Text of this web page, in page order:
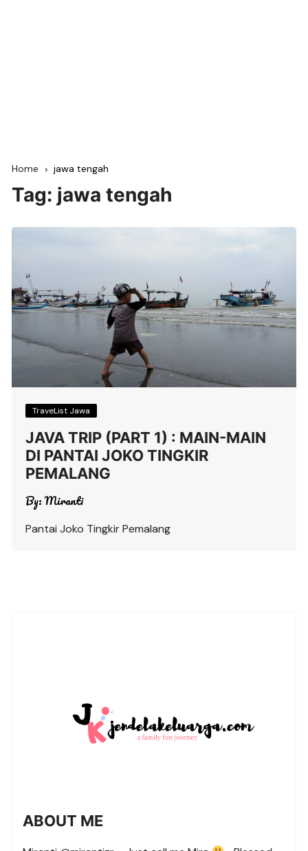
Home jawa tengah
Tag: jawa tengah
TraveList Jawa
JAVA TRIP (PART 1) : MAIN-MAIN
DI PANTAI JOKO TINGKIR
PEMALANG
By:Miranti
Pantai Joko Tingkir Pemalang
ABOUT ME